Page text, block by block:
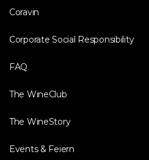
Coravin
Corporate Social Responsibility
FAQ
The WineClub
The WineStory
Events & Feiern